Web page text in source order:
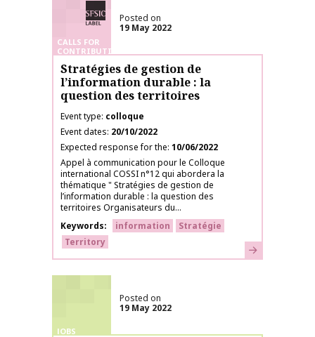
SFSIC labelled
CALLS FOR
CONTRIBUTIONS
Posted on
19 May 2022
Stratégies de gestion de
l’information durable : la
question des territoires
Event type colloque
Event dates 20/10/2022
Expected response for the 10/06/2022
Appel à communication pour le Colloque
international COSSI n°12 qui abordera la
thématique " Stratégies de gestion de
l’information durable : la question des
territoires Organisateurs du...
Keywords
information
Stratégie
Territory
Learn more
JOBS
Posted on
19 May 2022